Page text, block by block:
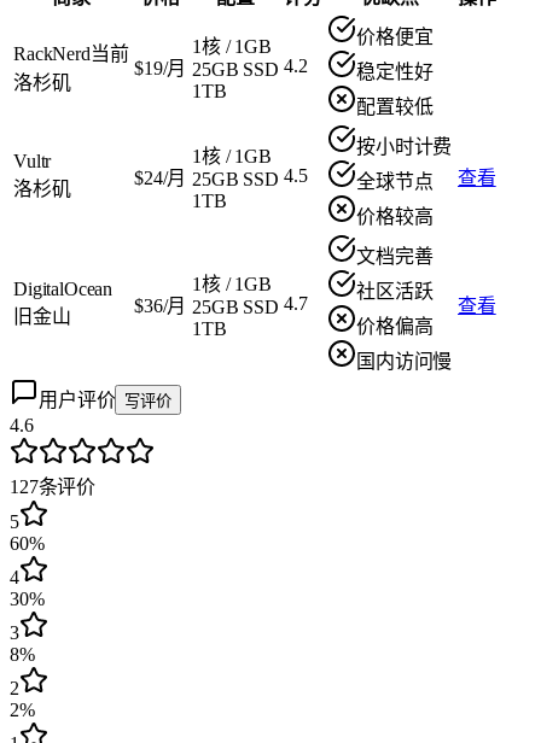
RackNerd当前
洛杉矶
$19/月
1核/1GB
25GB SSD
1TB
4.2
价格便宜
稳定性好
配置较低
Vultr
洛杉矶
$24/月
1核/1GB
25GB SSD
1TB
4.5
按小时计费
全球节点
价格较高
查看
DigitalOcean
旧金山
$36/月
1核/1GB
25GB SSD
1TB
4.7
文档完善
社区活跃
价格偏高
国内访问慢
查看
用户评价 写评价
4.6
127条评价
5
60%
4
30%
3
8%
2
2%